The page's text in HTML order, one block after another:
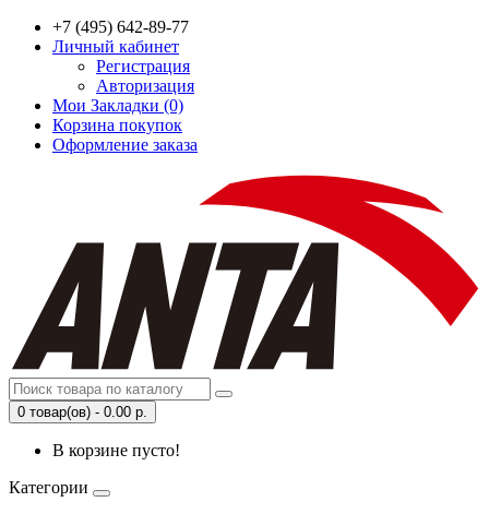
+7 (495) 642-89-77
Личный кабинет
Регистрация
Авторизация
Мои Закладки (0)
Корзина покупок
Оформление заказа
0 товар(ов) - 0.00 р.
В корзине пусто!
Категории